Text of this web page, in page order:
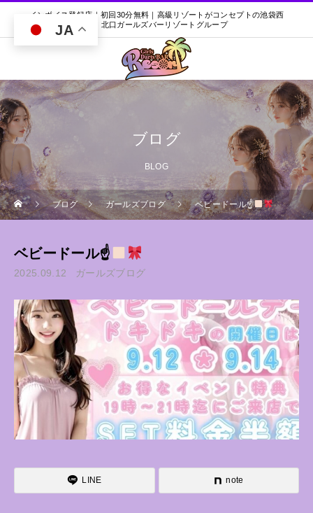
インボイス登録店｜初回30分無料｜高級リゾートがコンセプトの池袋西
口・北口ガールズバーリゾートグループ
ブログ
BLOG
ブログ ガールズブログ ベビードール☝
ベビードール☝
2025.09.12 ガールズブログ
LINE note
JA